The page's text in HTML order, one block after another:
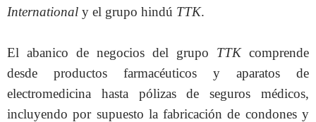
International y el grupo hindú TTK.
El abanico de negocios del grupo TTKcomprende
desde productos farmacéuticos y aparatos de
electromedicina hasta pólizas de seguros médicos,
incluyendo por supuesto la fabricación de condones y